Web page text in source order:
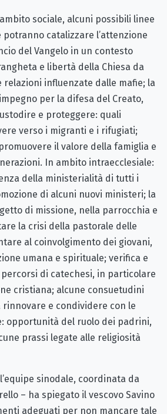
sociale, alcuni possibili linee
potranno catalizzare l’attenzione
del Vangelo in un contesto
e libertà della Chiesa da
relazioni influenzate dalle mafie; la
per la difesa del Creato,
e proteggere: quali
verso i migranti e i rifugiati;
il valore della famiglia e
In ambito intraecclesiale:
della ministerialità di tutti i
di alcuni nuovi ministeri; la
di missione, nella parrocchia e
la crisi della pastorale delle
al coinvolgimento dei giovani,
umana e spirituale; verifica e
di catechesi, in particolare
cristiana; alcune consuetudini
e condividere con le
opportunità del ruolo dei padrini,
prassi legate alle religiosità
sinodale, coordinata da
– ha spiegato il vescovo Savino
adeguati per non mancare tale